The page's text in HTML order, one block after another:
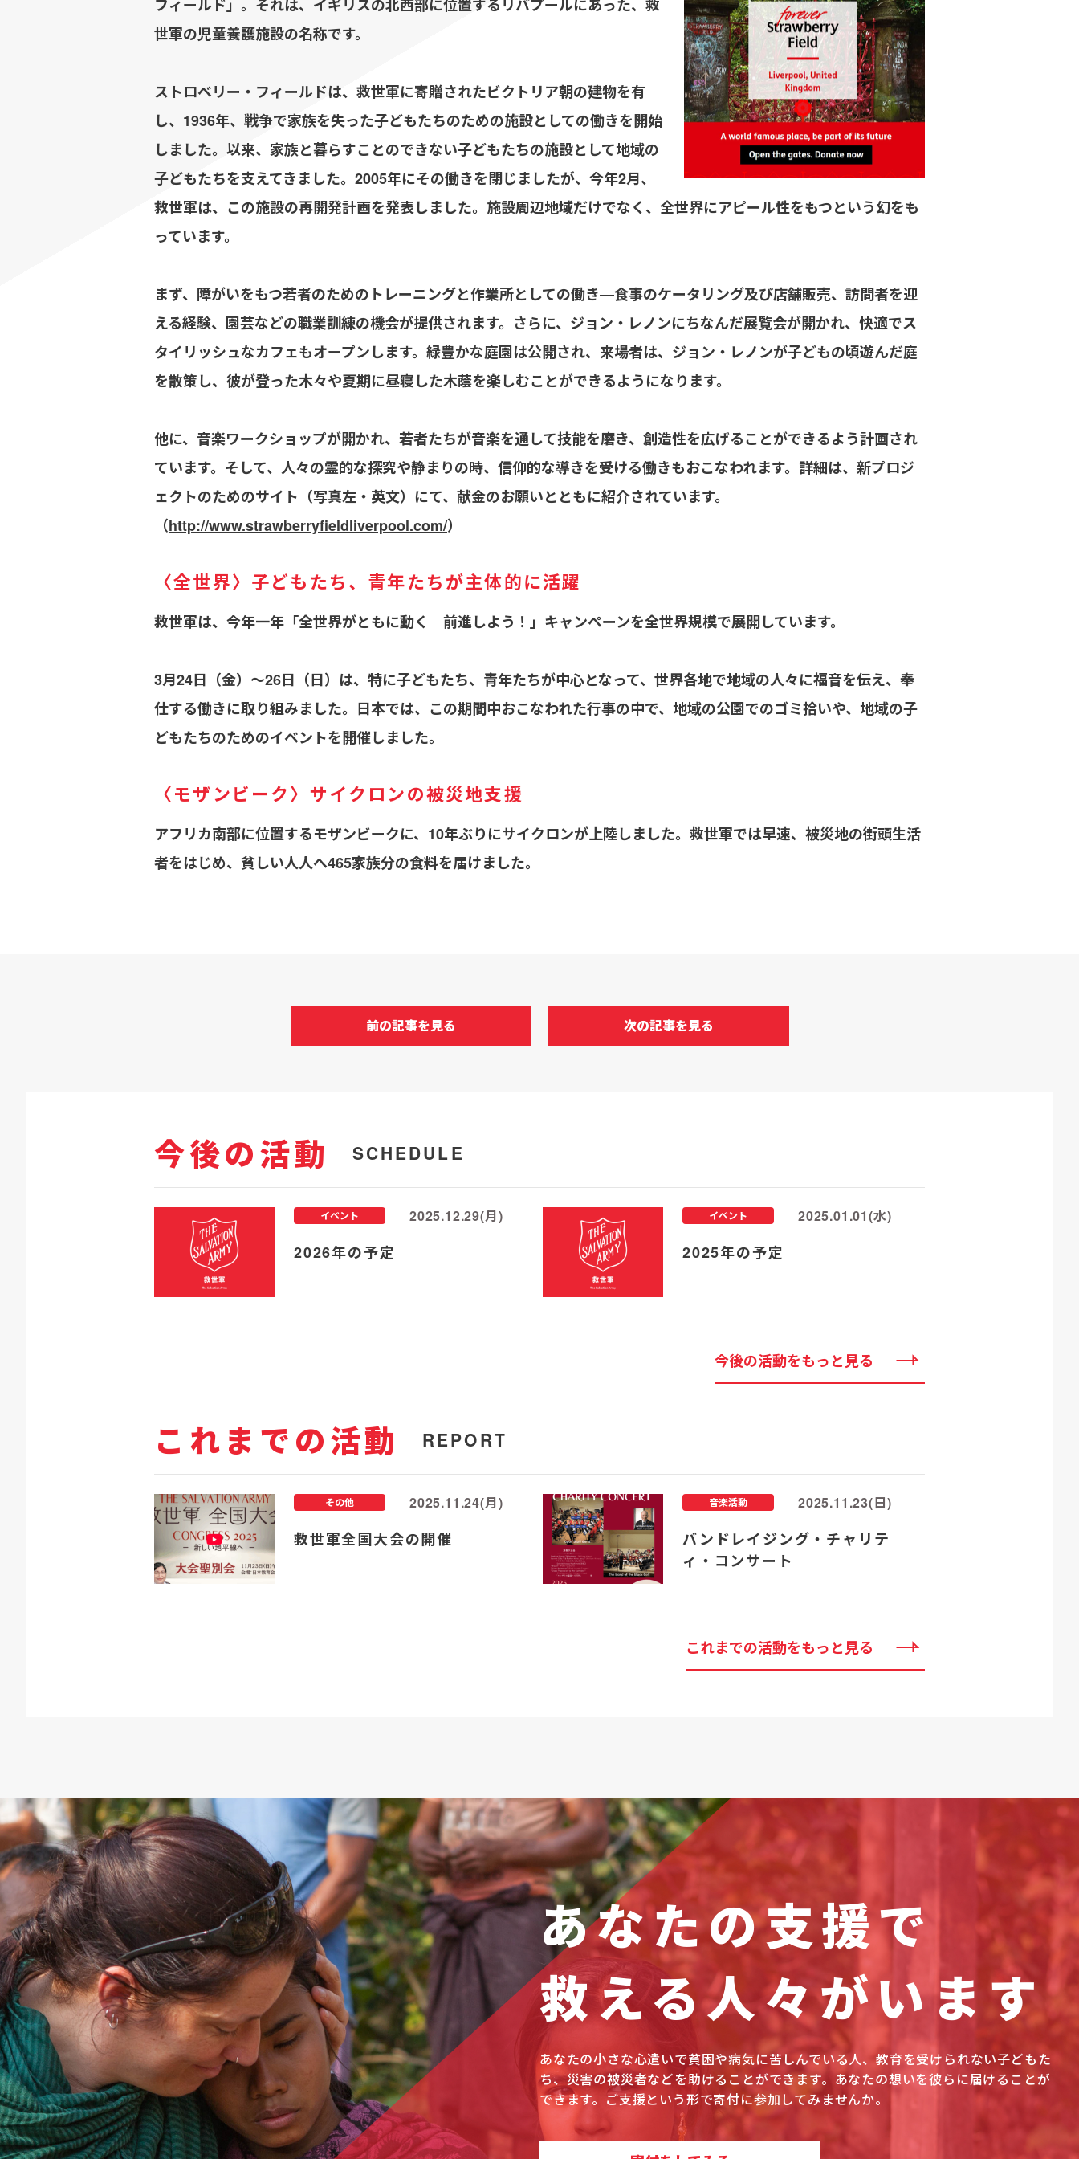
フィールド」。それは、イギリスの北西部に位置するリバプールにあった、救
世軍の児童養護施設の名称です。
ストロベリー・フィールドは、救世軍に寄贈されたビクトリア朝の建物を有
し、1936年、戦争で家族を失った子どもたちのための施設としての働きを開始
しました。以来、家族と暮らすことのできない子どもたちの施設として地域の
子どもたちを支えてきました。2005年にその働きを閉じましたが、今年2月、
救世軍は、この施設の再開発計画を発表しました。施設周辺地域だけでなく、全世界にアピール性をもつという幻をも
っています。
まず、障がいをもつ若者のためのトレーニングと作業所としての働き―食事のケータリング及び店舗販売、訪問者を迎
える経験、園芸などの職業訓練の機会が提供されます。さらに、ジョン・レノンにちなんだ展覧会が開かれ、快適でス
タイリッシュなカフェもオープンします。緑豊かな庭園は公開され、来場者は、ジョン・レノンが子どもの頃遊んだ庭
を散策し、彼が登った木々や夏期に昼寝した木蔭を楽しむことができるようになります。
他に、音楽ワークショップが開かれ、若者たちが音楽を通して技能を磨き、創造性を広げることができるよう計画され
ています。そして、人々の霊的な探究や静まりの時、信仰的な導きを受ける働きもおこなわれます。詳細は、新プロジ
ェクトのためのサイト（写真左・英文）にて、献金のお願いとともに紹介されています。
（http://www.strawberryfieldliverpool.com/）
〈全世界〉子どもたち、青年たちが主体的に活躍
救世軍は、今年一年「全世界がともに動く 前進しよう！」キャンペーンを全世界規模で展開しています。
3月24日（金）〜26日（日）は、特に子どもたち、青年たちが中心となって、世界各地で地域の人々に福音を伝え、奉
仕する働きに取り組みました。 日本では、 この期間中おこなわれた行事の中で、地域の公園でのゴミ拾いや、地域の子
どもたちのためのイベントを開催しました。
〈モザンビーク〉サイクロンの被災地支援
アフリカ南部に位置するモザンビークに、10年ぶりにサイクロンが上陸しました。救世軍では早速、被災地の街頭生活
者をはじめ、貧しい人人へ465家族分の食料を届けました。
前の記事を見る 次の記事を見る
今後の活動 SCHEDULE
2026年の予定
イベント 2025.12.29(月)
2025年の予定
イベント 2025.01.01(水)
今後の活動をもっと見る
これまでの活動 REPORT
救世軍全国大会の開催
その他 2025.11.24(月)
バンドレイジング・チャリテ
ィ・コンサート
音楽活動 2025.11.23(日)
これまでの活動をもっと見る
あなたの支援で
救える人々がいます
あなたの小さな心遣いで貧困や病気に苦しんでいる人、教育を受けられない子どもた
ち、災害の被災者などを助けることができます。あなたの想いを彼らに届けることが
できます。ご支援という形で寄付に参加してみませんか。